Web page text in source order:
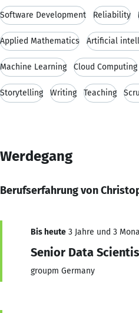
Software Development Reliability
Applied Mathematics Artificial
Machine Learning Cloud Computing
Storytelling Writing Teaching
Werdegang
Berufserfahrung von
Bis heute 3 Jahre und 3
Senior Data
groupm Germany